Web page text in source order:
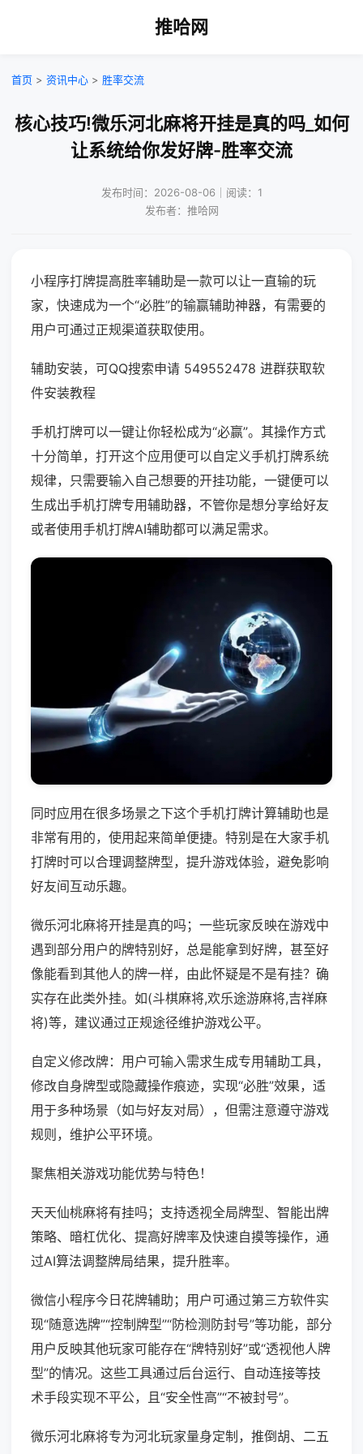
推哈网
首页 > 资讯中心 > 胜率交流
核心技巧!微乐河北麻将开挂是真的吗_如何
让系统给你发好牌-胜率交流
发布时间：2026-08-06｜阅读：1
发布者：推哈网
小程序打牌提高胜率辅助是一款可以让一直输的玩
家，快速成为一个“必胜”的输赢辅助神器，有需要的
用户可通过正规渠道获取使用。
辅助安装，可QQ搜索申请 549552478 进群获取软
件安装教程
手机打牌可以一键让你轻松成为“必赢”。其操作方式
十分简单，打开这个应用便可以自定义手机打牌系统
规律，只需要输入自己想要的开挂功能，一键便可以
生成出手机打牌专用辅助器，不管你是想分享给好友
或者使用手机打牌AI辅助都可以满足需求。
同时应用在很多场景之下这个手机打牌计算辅助也是
非常有用的，使用起来简单便捷。特别是在大家手机
打牌时可以合理调整牌型，提升游戏体验，避免影响
好友间互动乐趣。
微乐河北麻将开挂是真的吗；一些玩家反映在游戏中
遇到部分用户的牌特别好，总是能拿到好牌，甚至好
像能看到其他人的牌一样，由此怀疑是不是有挂？确
实存在此类外挂。如(斗棋麻将,欢乐途游麻将,吉祥麻
将)等，建议通过正规途径维护游戏公平。
自定义修改牌：用户可输入需求生成专用辅助工具，
修改自身牌型或隐藏操作痕迹，实现“必胜”效果，适
用于多种场景（如与好友对局），但需注意遵守游戏
规则，维护公平环境。
聚焦相关游戏功能优势与特色！
天天仙桃麻将有挂吗；支持透视全局牌型、智能出牌
策略、暗杠优化、提高好牌率及快速自摸等操作，通
过AI算法调整牌局结果，提升胜率。
微信小程序今日花牌辅助；用户可通过第三方软件实
现“随意选牌”“控制牌型”“防检测防封号”等功能，部分
用户反映其他玩家可能存在“牌特别好”或“透视他人牌
型”的情况。这些工具通过后台运行、自动连接等技
术手段实现不平公，且“安全性高”“不被封号”。
微乐河北麻将专为河北玩家量身定制，推倒胡、二五